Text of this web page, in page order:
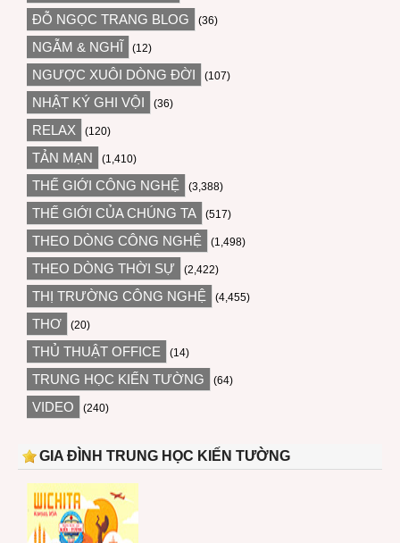
ĐỖ NGỌC TRANG BLOG (36)
NGẪM & NGHĨ (12)
NGƯỢC XUÔI DÒNG ĐỜI (107)
NHẬT KÝ GHI VỘI (36)
RELAX (120)
TẢN MẠN (1,410)
THẾ GIỚI CÔNG NGHỆ (3,388)
THẾ GIỚI CỦA CHÚNG TA (517)
THEO DÒNG CÔNG NGHỆ (1,498)
THEO DÒNG THỜI SỰ (2,422)
THỊ TRƯỜNG CÔNG NGHỆ (4,455)
THƠ (20)
THỦ THUẬT OFFICE (14)
TRUNG HỌC KIẾN TƯỜNG (64)
VIDEO (240)
GIA ĐÌNH TRUNG HỌC KIẾN TƯỜNG